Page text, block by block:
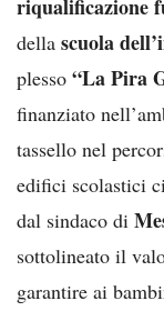
riqualificazione
della scuola
plesso “La Pira
finanziato
tassello nel
edifici scolastici
dal sindaco di
sottolineato il
garantire ai